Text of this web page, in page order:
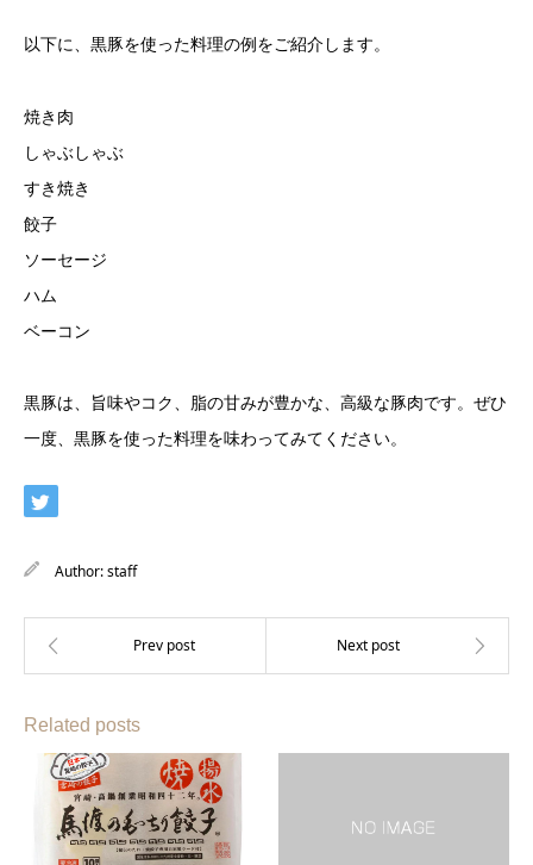
以下に、黒豚を使った料理の例をご紹介します。
焼き肉
しゃぶしゃぶ
すき焼き
餃子
ソーセージ
ハム
ベーコン
黒豚は、旨味やコク、脂の甘みが豊かな、高級な豚肉です。ぜひ
一度、黒豚を使った料理を味わってみてください。
Author:staff
Related posts